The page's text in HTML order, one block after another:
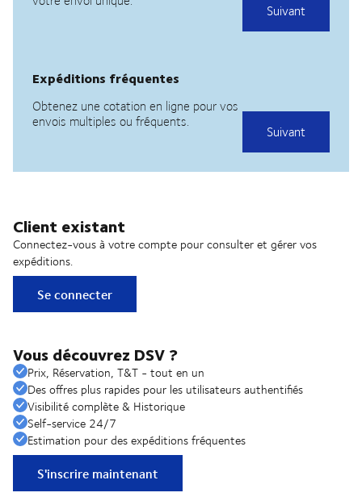
Client existant
Connectez-vous à votre compte pour consulter et gérer vos
expéditions.
Se connecter
Vous découvrez DSV ?
Prix, Réservation, T&T - tout en un
Des offres plus rapides pour les utilisateurs authentifiés
Visibilité complète & Historique
Self-service 24/7
Estimation pour des expéditions fréquentes
S'inscrire maintenant